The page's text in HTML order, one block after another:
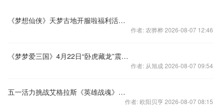
《梦想仙侠》天梦古地开服啦福利活动快戳进来
作者: 农骅桦 2026-08-07 12:46
《梦梦爱三国》4月22日“卧虎藏龙”震撼开启
作者: 从旭成 2026-08-07 09:54
五一活力挑战艾格拉斯《英雄战魂》奉上青春贺礼
作者: 欧阳贝亨 2026-08-07 08:15